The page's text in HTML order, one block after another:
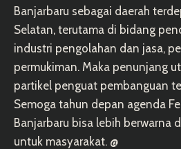
Banjarbaru sebagai daerah
Selatan, terutama di bidang
industri pengolahan dan jasa,
permukiman. Maka penunjang
partikel penguat pembanguan
Semoga tahun depan agenda
Banjarbaru bisa lebih berwarna
untuk masyarakat. @